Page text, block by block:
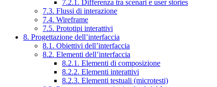
7.2.1. Differenza tra scenari e user stories
7.3. Flussi di interazione
7.4. Wireframe
7.5. Prototipi interattivi
8. Progettazione dell’interfaccia
8.1. Obiettivi dell’interfaccia
8.2. Elementi dell’interfaccia
8.2.1. Elementi di composizione
8.2.2. Elementi interattivi
8.2.3. Elementi testuali (microtesti)